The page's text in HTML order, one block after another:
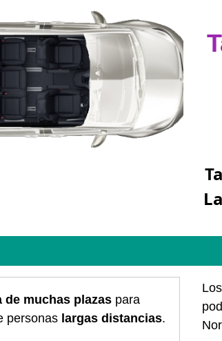
de muchas plazas para
personas largas distancias.